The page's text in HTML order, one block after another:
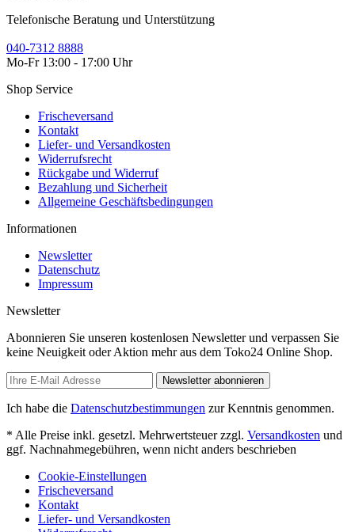
Telefonische Beratung und Unterstützung
040-7312 8888
Mo-Fr 13:00 - 17:00 Uhr
Shop Service
Frischeversand
Kontakt
Liefer- und Versandkosten
Widerrufsrecht
Rückgabe und Widerruf
Bezahlung und Sicherheit
Allgemeine Geschäftsbedingungen
Informationen
Newsletter
Datenschutz
Impressum
Newsletter
Abonnieren Sie unseren kostenlosen Newsletter und verpassen Sie
keine Neuigkeit oder Aktion mehr aus dem Toko24 Online Shop.
Newsletter abonnieren
Ich habe die Datenschutzbestimmungen zur Kenntnis genommen.
* Alle Preise inkl. gesetzl. Mehrwertsteuer zzgl. Versandkosten und
ggf. Nachnahmegebühren, wenn nicht anders beschrieben
Cookie-Einstellungen
Frischeversand
Kontakt
Liefer- und Versandkosten